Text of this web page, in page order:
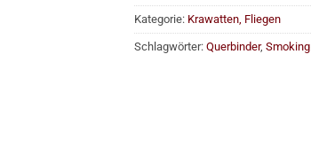
Kategorie: Krawatten, Fliegen
Schlagwörter: Querbinder, Smoking